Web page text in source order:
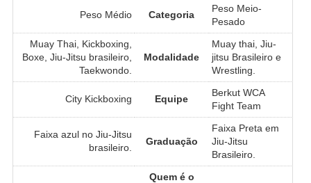
Peso Médio Categoria
Peso Meio-
Pesado
Muay Thai, Kickboxing,
Boxe, Jiu-Jitsu brasileiro,
Taekwondo.
Modalidade
Muay thai, Jiu-
jitsu Brasileiro e
Wrestling.
City Kickboxing Equipe
Berkut WCA
Fight Team
Faixa azul no Jiu-Jitsu
brasileiro.
Graduação
Faixa Preta em
Jiu-Jitsu
Brasileiro.
Quem é o